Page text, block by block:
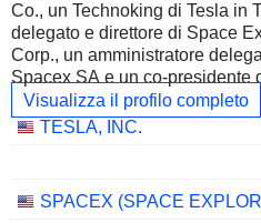
Co., un Technoking di Tesla in
delegato e direttore di Space
Corp., un amministratore
Spacex SA e un co-presidente
consiglio di amministrazione di
Exploration Technologies
impiegato come fiduciario del
amministratore delegato di
Visualizza il profilo completo
Principali
TESLA, INC.
SPACEX (SPACE